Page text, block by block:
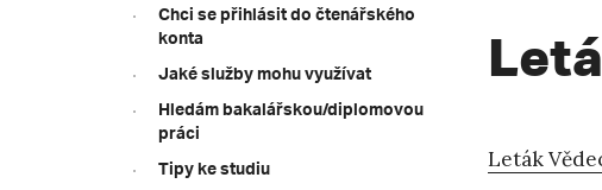
Chci se přihlásit do čtenářského
konta
Jaké služby mohu využívat
Hledám bakalářskou/diplomovou
práci
Tipy ke studiu
Leták